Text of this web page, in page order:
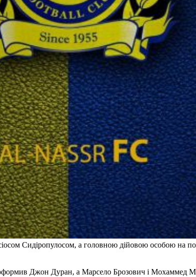
Сидіропулосом, а головною дійовою особою
Джон Дуран, а Марсело Брозович і Мохаммед